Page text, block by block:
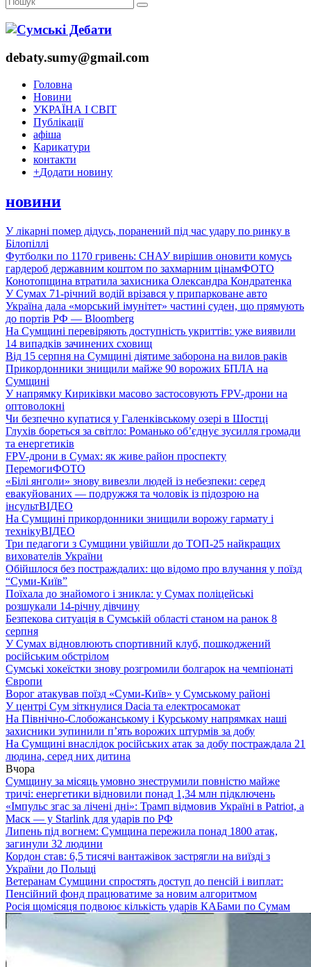
debaty.sumy@gmail.com
Головна
Новини
УКРАЇНА І СВІТ
Публікації
афіша
Карикатури
контакти
+Додати новину
новини
У лікарні помер дідусь, поранений під час удару по ринку в
Білопіллі
Футболки по 1170 гривень: СНАУ вирішив оновити комусь
гардероб державним коштом по захмарним цінамФОТО
Конотопщина втратила захисника Олександра Кондратенка
У Сумах 71-річний водій врізався у припарковане авто
Україна дала «морський імунітет» частині суден, що прямують
до портів РФ — Bloomberg
На Сумщині перевіряють доступність укриттів: уже виявили
14 випадків зачинених сховищ
Від 15 серпня на Сумщині діятиме заборона на вилов раків
Прикордонники знищили майже 90 ворожих БПЛА на
Сумщині
У напрямку Кириківки масово застосовують FPV-дрони на
оптоволокні
Чи безпечно купатися у Галенківському озері в Шостці
Глухів бореться за світло: Романько об’єднує зусилля громади
та енергетиків
FPV-дрони в Сумах: як живе район проспекту
ПеремогиФОТО
«Білі янголи» знову вивезли людей із небезпеки: серед
евакуйованих — подружжя та чоловік із підозрою на
інсультВІДЕО
На Сумщині прикордонники знищили ворожу гармату і
технікуВІДЕО
Три педагоги з Сумщини увійшли до ТОП-25 найкращих
вихователів України
Обійшлося без постраждалих: що відомо про влучання у поїзд
“Суми-Київ”
Поїхала до знайомого і зникла: у Сумах поліцейські
розшукали 14-річну дівчину
Безпекова ситуація в Сумській області станом на ранок 8
серпня
У Сумах відновлюють спортивний клуб, пошкоджений
російським обстрілом
Сумські хокеїстки знову розгромили болгарок на чемпіонаті
Європи
Ворог атакував поїзд «Суми-Київ» у Сумському районі
У центрі Сум зіткнулися Dacia та електросамокат
На Північно-Слобожанському і Курському напрямках наші
захисники зупинили п’ять ворожих штурмів за добу
На Сумщині внаслідок російських атак за добу постраждала 21
людина, серед них дитина
Вчора
Сумщину за місяць умовно знеструмили повністю майже
тричі: енергетики відновили понад 1,34 млн підключень
«Імпульс згас за лічені дні»: Трамп відмовив Україні в Patriot, а
Маск — у Starlink для ударів по РФ
Липень під вогнем: Сумщина пережила понад 1800 атак,
загинули 32 людини
Кордон став: 6,5 тисячі вантажівок застрягли на виїзді з
України до Польщі
Ветеранам Сумщини спростять доступ до пенсій і виплат:
Пенсійний фонд працюватиме за новим алгоритмом
Росія щомісяця подвоює кількість ударів КАБами по Сумам